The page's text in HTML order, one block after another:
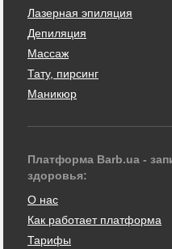
Лазерная эпиляция
Депиляция
Массаж
Тату, пирсинг
Маникюр
Платформа Barb.ua -
здоровья:
О нас
Как работает платформа
Тарифы